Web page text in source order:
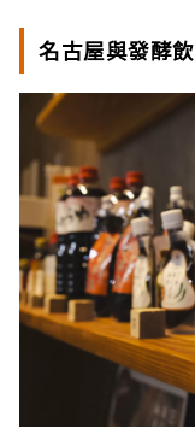
名古屋與發酵